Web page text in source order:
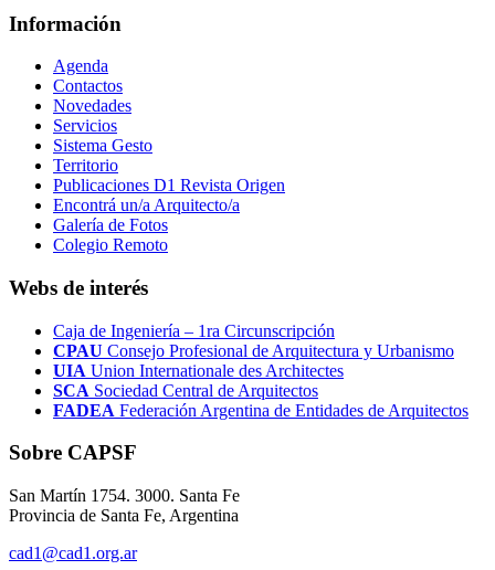
Información
Agenda
Contactos
Novedades
Servicios
Sistema Gesto
Territorio
Publicaciones D1 Revista Origen
Encontrá un/a Arquitecto/a
Galería de Fotos
Colegio Remoto
Webs de interés
Caja de Ingeniería – 1ra Circunscripción
CPAU Consejo Profesional de Arquitectura y Urbanismo
UIA Union Internationale des Architectes
SCA Sociedad Central de Arquitectos
FADEA Federación Argentina de Entidades de Arquitectos
Sobre CAPSF
San Martín 1754. 3000. Santa Fe
Provincia de Santa Fe, Argentina
cad1@cad1.org.ar